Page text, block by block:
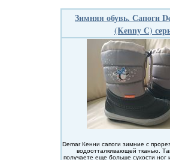
Зимняя обувь. Сапоги
(Kenny С)
Demar Кенни сапоги зимние с
водоотталкивающей тканью.
получаете еще больше сухости ног